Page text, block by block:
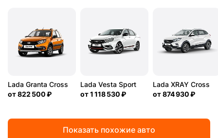
Lada Granta Cross
от822 500 ₽
Lada Vesta Sport
от1 118 530 ₽
Lada XRAY Cross
от874 930 ₽
Показать похожие авто